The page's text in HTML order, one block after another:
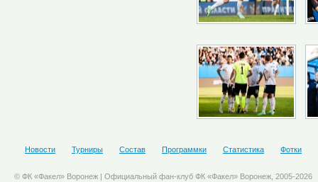
Новости Турниры Состав Программки Статистика Фотки
© ФК «Факел» Воронеж | Официальный фан-клуб ФК «Факел» Воронеж, 2005-2026